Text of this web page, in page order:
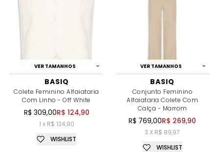
VER TAMANHOS
BASIQ
Colete Feminino Alfaiataria
Com Linho - Off White
R$ 309,00R$ 124,90
1 x R$ 124,90
WISHLIST
VER TAMANHOS
BASIQ
Conjunto Feminino
Alfaiataria Colete Com
Calça - Marrom
R$ 769,00R$ 269,90
3 X R$ 89,97
WISHLIST